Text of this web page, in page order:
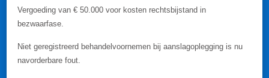
Vergoeding van € 50.000 voor kosten rechtsbijstand in
bezwaarfase.
Niet geregistreerd behandelvoornemen bij aanslagoplegging is nu
navorderbare fout.